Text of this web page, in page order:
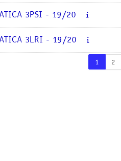
3PSI - 19/20
3LRI - 19/20
1 Pagina 1
2